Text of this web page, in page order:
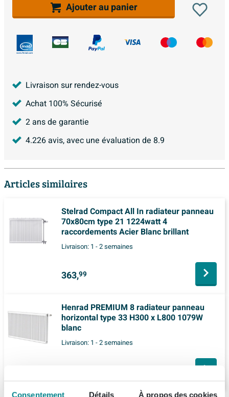
Consentement Détails À propos des cookies
Ajouter au panier
Livraison sur rendez-vous
Achat 100% Sécurisé
2 ans de garantie
4.226avis, avec une évaluation de 8.9
Articles similaires
Stelrad Compact All In radiateur panneau
70x80cm type 21 1224watt 4
raccordements Acier Blanc brillant
Livraison: 1 - 2 semaines
363,99
Henrad PREMIUM 8 radiateur panneau
horizontal type 33 H300 x L800 1079W
blanc
Livraison: 1 - 2 semaines